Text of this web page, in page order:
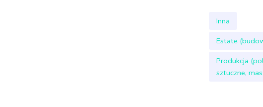
Inna
Estate
Produkcja
sztuczne,